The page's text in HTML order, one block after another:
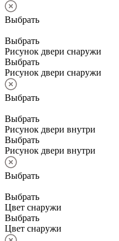
Выбрать
Выбрать
Рисунок двери снаружи
Выбрать
Рисунок двери снаружи
Выбрать
Выбрать
Рисунок двери внутри
Выбрать
Рисунок двери внутри
Выбрать
Выбрать
Цвет снаружи
Выбрать
Цвет снаружи